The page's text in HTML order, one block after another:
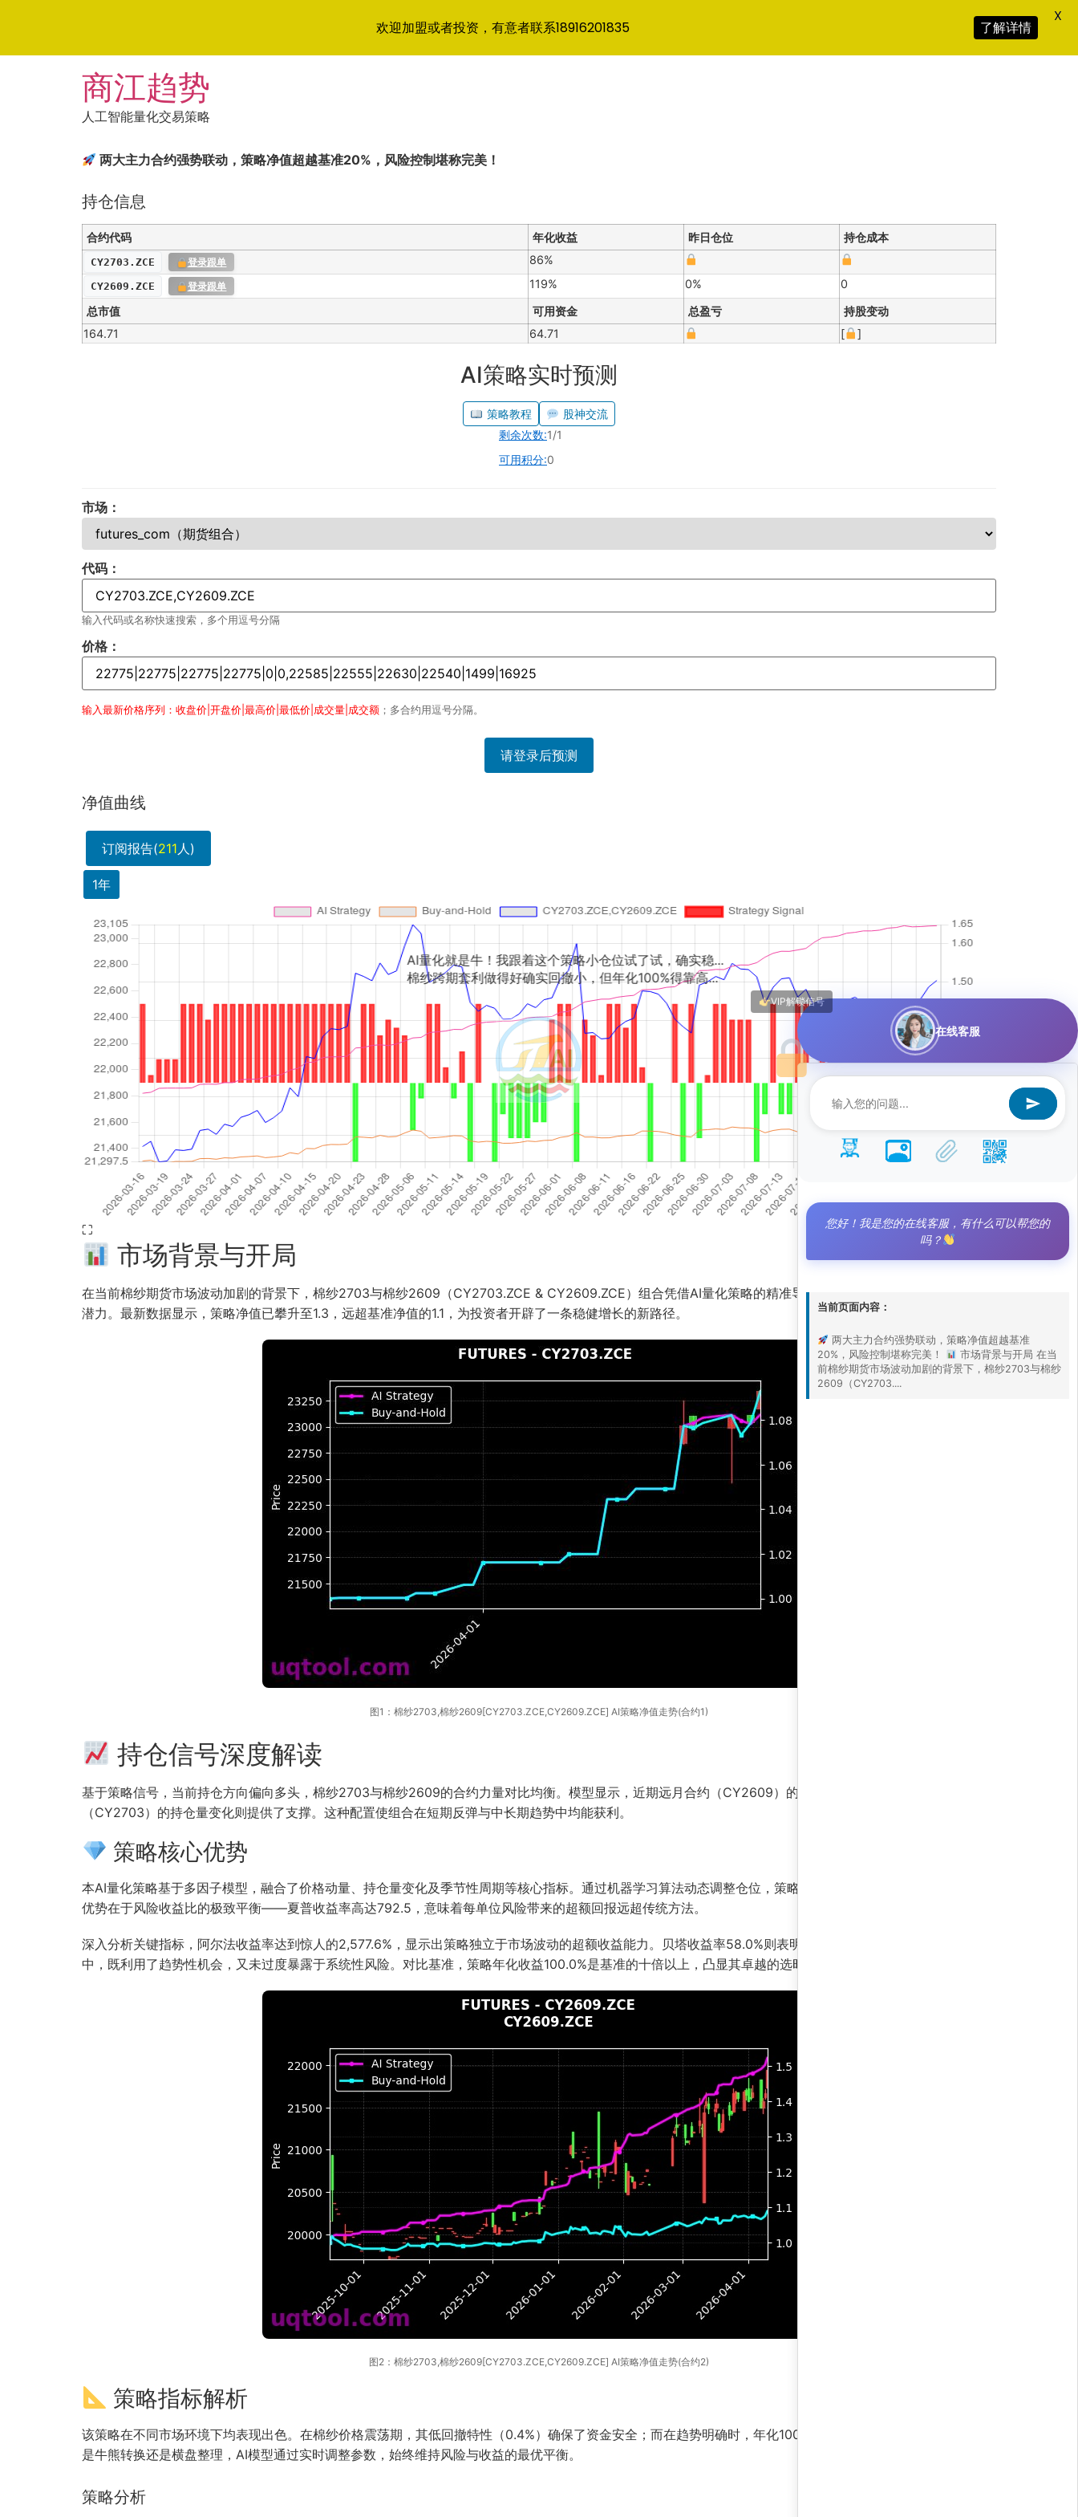
商江趋势
人工智能量化交易策略
两大主力合约强势联动，策略净值超越基准20%，风险控制堪称完美！
持仓信息
合约代码 年化收益 昨日仓位 持仓成本
CY2703.ZCE 登录跟单 86%
CY2609.ZCE 登录跟单 119% 0%
0
总市值
可用资金 总盈亏
持股变动
164.71
64.71 [ ]
AI策略实时预测
策略教程
股神交流
剩余次数:1/1
可用积分:0
市场：
代码：
输入代码或名称快速搜索，多个用逗号分隔
价格：
输入最新价格序列：收盘价|开盘价|最高价|最低价|成交量|成交额 ；多合约用逗号分隔。
请登录后预测
净值曲线
订阅报告(211人)
1年
⛶
AI量化就是牛！我跟着这个策略小仓位试了试，确实稳...
棉纱跨期套利做得好确实回撤小，但年化100%得靠高...
市场背景与开局
在当前棉纱期货市场波动加剧的背景下，棉纱2703与棉纱2609（CY2703.ZCE & CY2609.ZCE）组合凭借AI量化策略的精准导航，展现出惊人的稳定性与收益
潜力。最新数据显示，策略净值已攀升至1.3，远超基准净值的1.1，为投资者开辟了一条稳健增长的新路径。
图1：棉纱2703,棉纱2609[CY2703.ZCE,CY2609.ZCE] AI策略净值走势(合约1)
持仓信号深度解读
基于策略信号，当前持仓方向偏向多头，棉纱2703与棉纱2609的合约力量对比均衡。模型显示，近期远月合约（CY2609）的动量因子占据优势，而近月合约
（CY2703）的持仓量变化则提供了支撑。这种配置使组合在短期反弹与中长期趋势中均能获利。
策略核心优势
本AI量化策略基于多因子模型，融合了价格动量、持仓量变化及季节性周期等核心指标。通过机器学习算法动态调整仓位，策略在棉纱市场实现了高胜率交易。其
优势在于风险收益比的极致平衡——夏普收益率高达792.5，意味着每单位风险带来的超额回报远超传统方法。
深入分析关键指标，阿尔法收益率达到惊人的2,577.6%，显示出策略独立于市场波动的超额收益能力。贝塔收益率58.0%则表明策略对市场整体走势的敏感度适
中，既利用了趋势性机会，又未过度暴露于系统性风险。对比基准，策略年化收益100.0%是基准的十倍以上，凸显其卓越的选时与选品能力。
图2：棉纱2703,棉纱2609[CY2703.ZCE,CY2609.ZCE] AI策略净值走势(合约2)
策略指标解析
该策略在不同市场环境下均表现出色。在棉纱价格震荡期，其低回撤特性（0.4%）确保了资金安全；而在趋势明确时，年化100%的收益证明它具备爆发力。无论
是牛熊转换还是横盘整理，AI模型通过实时调整参数，始终维持风险与收益的最优平衡。
策略分析
欢迎加盟或者投资，有意者联系18916201835 了解详情
X
在线客服
您好！我是您的在线客服，有什么可以帮您的
吗？
当前页面内容：
两大主力合约强势联动，策略净值超越基准
20%，风险控制堪称完美！
市场背景与开局 在当
前棉纱期货市场波动加剧的背景下，棉纱2703与棉纱
2609（CY2703....